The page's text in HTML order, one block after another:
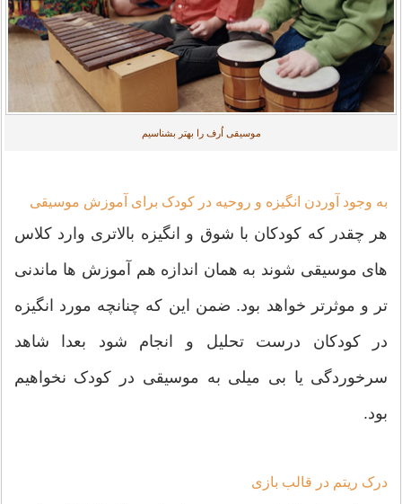
موسیقی اُرف را بهتر بشناسیم
به وجود آوردن انگیزه و روحیه در کودک برای آموزش موسیقی
هر چقدر که کودکان با شوق و انگیزه بالاتری وارد کلاس
های موسیقی شوند به همان اندازه هم آموزش ها ماندنی
تر و موثرتر خواهد بود. ضمن این که چنانچه مورد انگیزه
در کودکان درست تحلیل و انجام شود بعدا شاهد
سرخوردگی یا بی میلی به موسیقی در کودک نخواهیم
بود.
درک ریتم در قالب بازی